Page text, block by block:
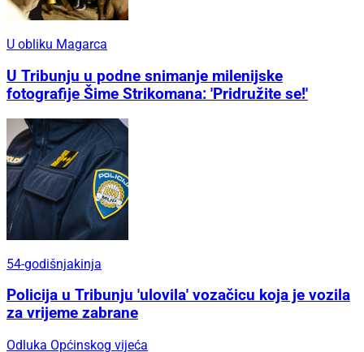
U obliku Magarca
U Tribunju u podne snimanje milenijske
fotografije Šime Strikomana: 'Pridružite se!'
54-godišnjakinja
Policija u Tribunju 'ulovila' vozačicu koja je vozila
za vrijeme zabrane
Odluka Općinskog vijeća